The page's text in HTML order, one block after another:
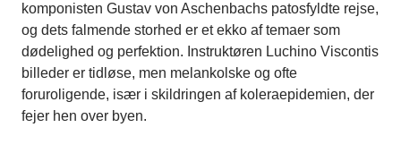
komponisten Gustav von Aschenbachs patosfyldte rejse,
og dets falmende storhed er et ekko af temaer som
dødelighed og perfektion. Instruktøren Luchino Viscontis
billeder er tidløse, men melankolske og ofte
foruroligende, især i skildringen af koleraepidemien, der
fejer hen over byen.